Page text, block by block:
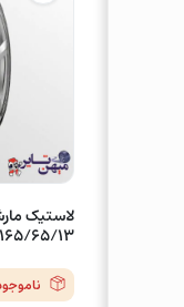
165/65/13 مدل MU12 – یک حلقه